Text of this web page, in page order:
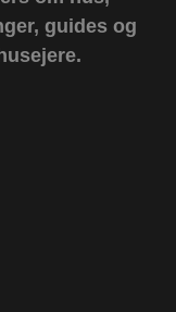
guides og